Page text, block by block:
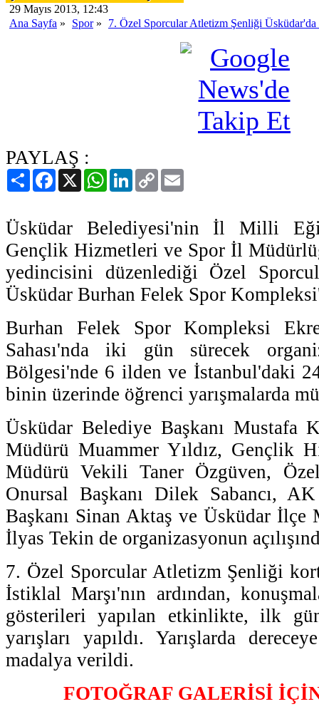
29 Mayıs 2013, 12:43
Ana Sayfa » Spor» 7. Özel Sporcular Atletizm Şenliği Üsküdar'da
PAYLAŞ :
PaylaşFacebook
X WhatsAppLinkedIn
Copy
Link
Üsküdar Belediyesi'nin İl Milli
Gençlik Hizmetleri ve Spor İl
yedincisini düzenlediği Özel
Üsküdar Burhan Felek Spor
Burhan Felek Spor Kompleksi
Sahası'nda iki gün sürecek
Bölgesi'nde 6 ilden ve İstanbul'daki
binin üzerinde öğrenci yarışmalarda
Üsküdar Belediye Başkanı
Müdürü Muammer Yıldız, Gençlik
Müdürü Vekili Taner Özgüven,
Onursal Başkanı Dilek Sabancı,
Başkanı Sinan Aktaş ve Üsküdar
İlyas Tekin de organizasyonun
7. Özel Sporcular Atletizm Şenliği
İstiklal Marşı'nın ardından,
gösterileri yapılan etkinlikte, ilk
yarışları yapıldı. Yarışlarda
madalya verildi.
FOTOĞRAF GALERİSİ